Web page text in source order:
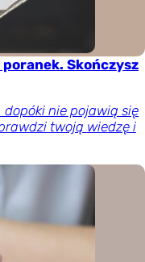
Skończysz
nie pojawią się
twoją wiedzę i